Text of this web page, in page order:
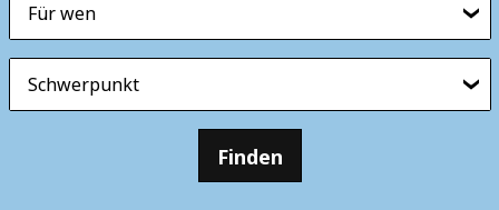
Für wen
Schwerpunkt
Finden